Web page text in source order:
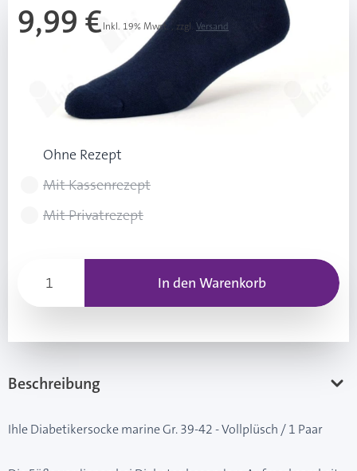
9,99 €Inkl. 19% Mwst. , zzgl. Versand
(0,50 € Ersparnis pro Stk.)
Rezeptart wählen
Ohne Rezept
Mit Kassenrezept
Mit Privatrezept
In den Warenkorb
Beschreibung
Ihle Diabetikersocke marine Gr. 39-42 - Vollplüsch / 1 Paar